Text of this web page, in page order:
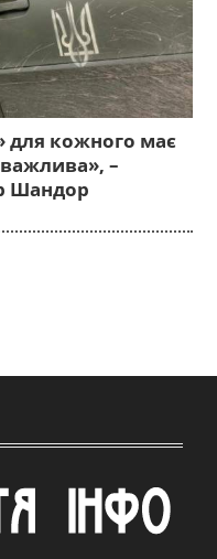
для кожного має
–
Шандор